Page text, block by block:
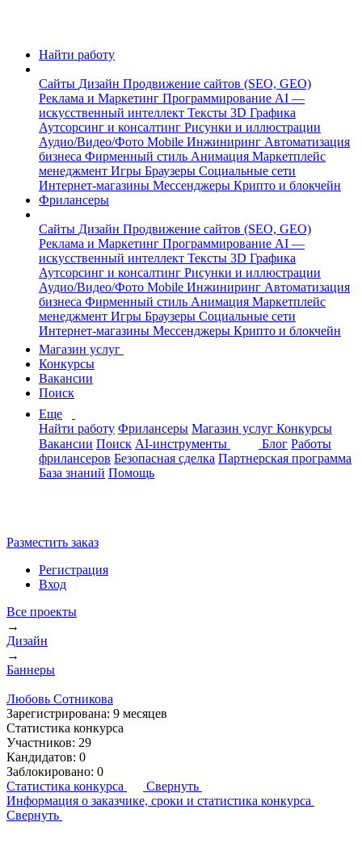
Найти работу
Сайты Дизайн Продвижение сайтов (SEO, GEO)
Реклама и Маркетинг Программирование AI —
искусственный интеллект Тексты 3D Графика
Аутсорсинг и консалтинг Рисунки и иллюстрации
Аудио/Видео/Фото Mobile Инжиниринг Автоматизация
бизнеса Фирменный стиль Анимация Маркетплейс
менеджмент Игры Браузеры Социальные сети
Интернет-магазины Мессенджеры Крипто и блокчейн
Фрилансеры
Сайты Дизайн Продвижение сайтов (SEO, GEO)
Реклама и Маркетинг Программирование AI —
искусственный интеллект Тексты 3D Графика
Аутсорсинг и консалтинг Рисунки и иллюстрации
Аудио/Видео/Фото Mobile Инжиниринг Автоматизация
бизнеса Фирменный стиль Анимация Маркетплейс
менеджмент Игры Браузеры Социальные сети
Интернет-магазины Мессенджеры Крипто и блокчейн
Магазин услуг
Конкурсы
Вакансии
Поиск
Еще
Найти работу Фрилансеры Магазин услуг Конкурсы
Вакансии Поиск AI-инструменты Блог Работы
фрилансеров Безопасная сделка Партнерская программа
База знаний Помощь
Разместить заказ
Регистрация
Вход
Все проекты
→
Дизайн
→
Баннеры
Любовь Сотникова
Зарегистрирована: 9 месяцев
Статистика конкурса
Участников: 29
Кандидатов: 0
Заблокировано: 0
Статистика конкурса
Свернуть
Информация о заказчике, сроки и статистика конкурса
Свернуть